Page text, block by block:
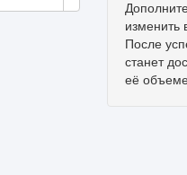
изменить
После
станет
её